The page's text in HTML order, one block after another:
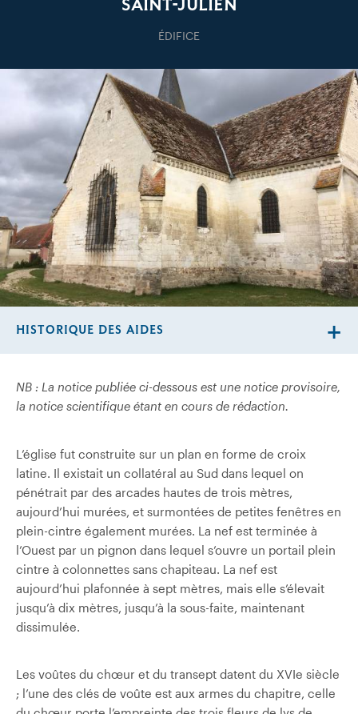
SAINT-JULIEN
ÉDIFICE
NB : La notice publiée ci-dessous est une notice provisoire,
la notice scientifique étant en cours de rédaction.
L’église fut construite sur un plan en forme de croix
latine. Il existait un collatéral au Sud dans lequel on
pénétrait par des arcades hautes de trois mètres,
aujourd’hui murées, et surmontées de petites fenêtres en
plein-cintre également murées. La nef est terminée à
l’Ouest par un pignon dans lequel s’ouvre un portail plein
cintre à colonnettes sans chapiteau. La nef est
aujourd’hui plafonnée à sept mètres, mais elle s’élevait
jusqu’à dix mètres, jusqu’à la sous-faite, maintenant
dissimulée.
Les voûtes du chœur et du transept datent du XVIe siècle
; l’une des clés de voûte est aux armes du chapitre, celle
HISTORIQUE DES AIDES